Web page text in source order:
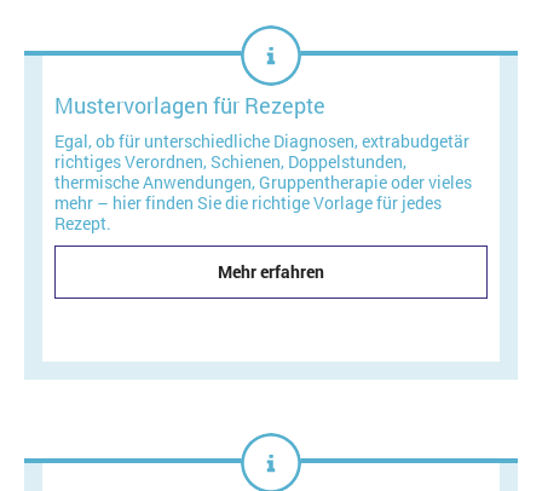
Mustervorlagen für Rezepte
Egal, ob für unterschiedliche Diagnosen, extrabudgetär
richtiges Verordnen, Schienen, Doppelstunden,
thermische Anwendungen, Gruppentherapie oder vieles
mehr – hier finden Sie die richtige Vorlage für jedes
Rezept.
Mehr erfahren